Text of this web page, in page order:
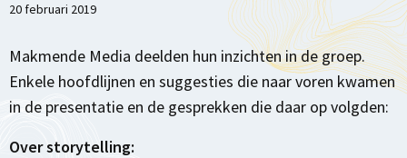
20 februari 2019
Makmende Media deelden hun inzichten in de groep.
Enkele hoofdlijnen en suggesties die naar voren kwamen
in de presentatie en de gesprekken die daar op volgden:
Over storytelling: